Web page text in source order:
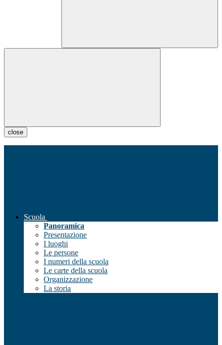
close
Scuola
Panoramica
Presentazione
I luoghi
Le persone
I numeri della scuola
Le carte della scuola
Organizzazione
La storia